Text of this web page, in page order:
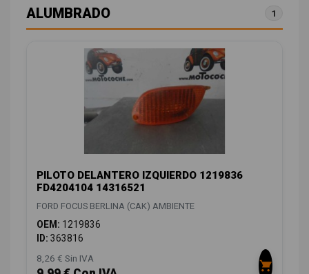
ALUMBRADO 1
PILOTO DELANTERO IZQUIERDO 1219836
FD4204104 14316521
FORD FOCUS BERLINA (CAK) AMBIENTE
OEM: 1219836
ID: 363816
8,26 € Sin IVA